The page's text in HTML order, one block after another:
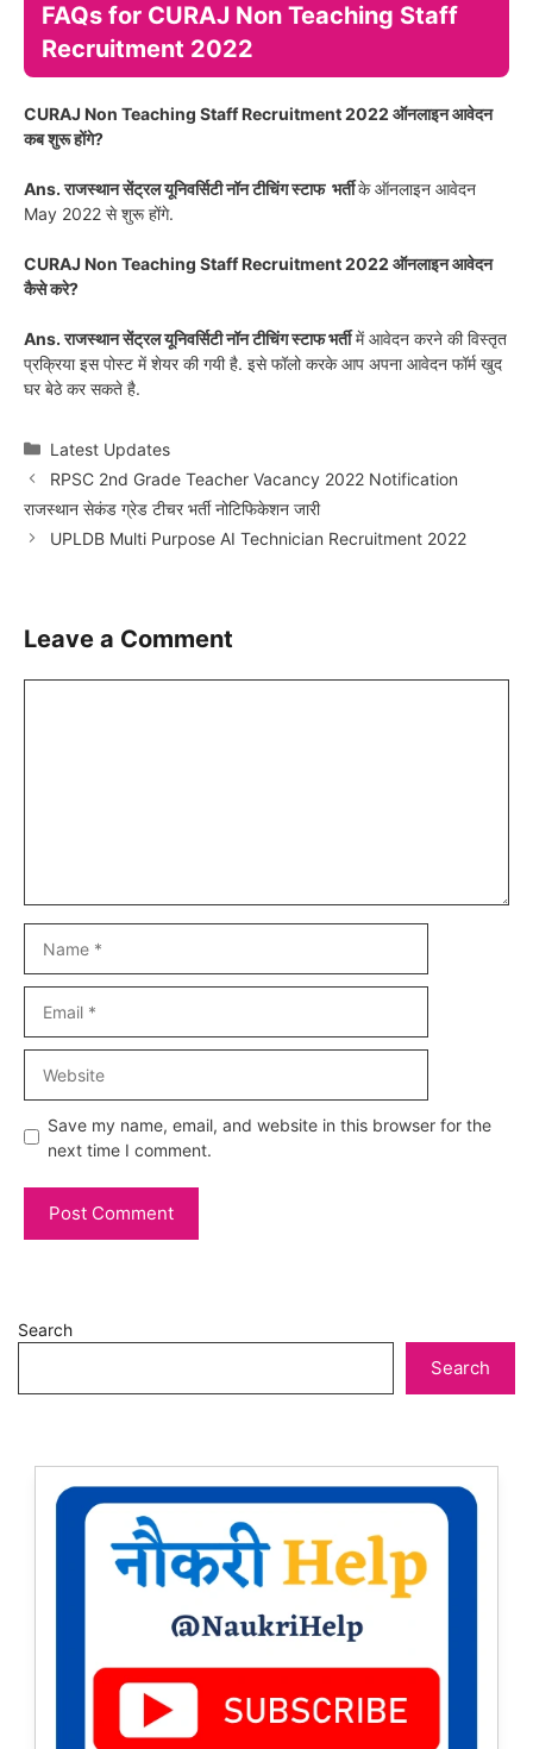
FAQs for CURAJ Non Teaching Staff
Recruitment 2022
CURAJ Non Teaching Staff Recruitment 2022 ऑनलाइन आवेदन
कब शुरू होंगे?
Ans. राजस्थान सेंट्रल यूनिवर्सिटी नॉन टीचिंग स्टाफ भर्तीके ऑनलाइन आवेदन
May 2022 से शुरू होंगे.
CURAJ Non Teaching Staff Recruitment 2022 ऑनलाइन आवेदन
कैसे करे?
Ans. राजस्थान सेंट्रल यूनिवर्सिटी नॉन टीचिंग स्टाफ भर्तीमें आवेदन करने की विस्तृत
प्रक्रिया इस पोस्ट में शेयर की गयी है. इसे फॉलो करके आप अपना आवेदन फॉर्म खुद
घर बेठे कर सकते है.
Categories
Latest Updates
RPSC 2nd Grade Teacher Vacancy 2022 Notification
राजस्थान सेकंड ग्रेड टीचर भर्ती नोटिफिकेशन जारी
UPLDB Multi Purpose AI Technician Recruitment 2022
Leave a Comment
Save my name, email, and website in this browser for the
next time I comment.
Search
Search